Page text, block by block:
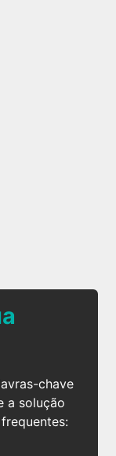
chave
a solução